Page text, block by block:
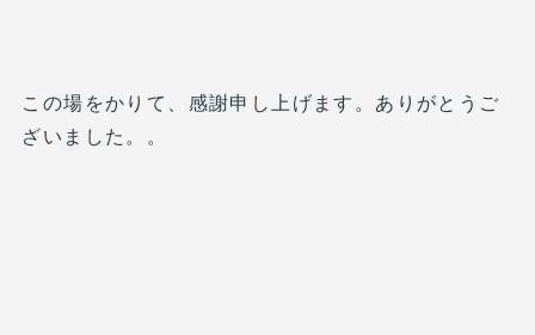
この場をかりて、感謝申し上げます。ありがとうご
ざいました。。